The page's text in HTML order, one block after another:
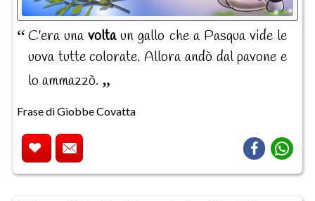
C'era unavoltaun gallo che a Pasqua vide le
uova tutte colorate. Allora andò dal pavone e
lo ammazzò.
Frase di Giobbe Covatta